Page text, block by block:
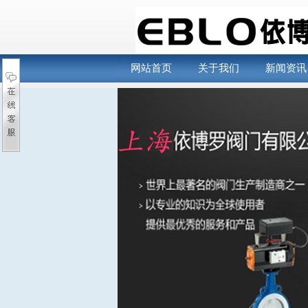
网站首页 关于我们 新闻资讯